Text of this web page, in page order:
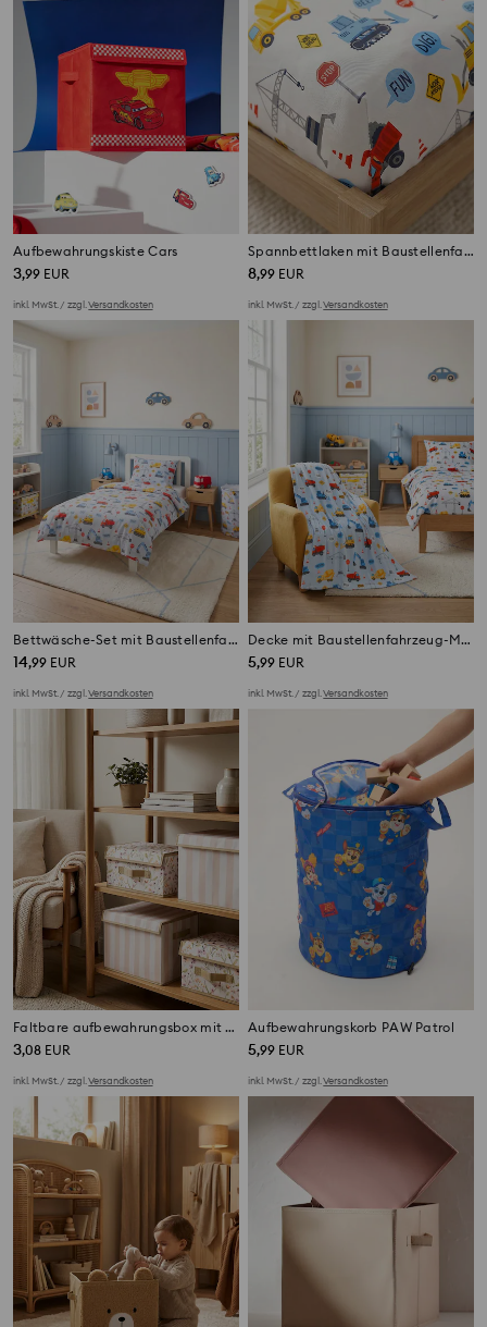
Aufbewahrungskiste Cars
3,99 EUR
inkl. MwSt. / zzgl.Versandkosten
Spannbettlaken mit Baustellenfahrzeug-Muster
8,99 EUR
inkl. MwSt. / zzgl.Versandkosten
Bettwäsche-Set mit Baustellenfahrzeug-Motiv
14,99 EUR
inkl. MwSt. / zzgl.Versandkosten
Decke mit Baustellenfahrzeug-Muster
5,99 EUR
inkl. MwSt. / zzgl.Versandkosten
Faltbare aufbewahrungsbox mit blumenmuster
3,08 EUR
inkl. MwSt. / zzgl.Versandkosten
Aufbewahrungskorb PAW Patrol
5,99 EUR
inkl. MwSt. / zzgl.Versandkosten